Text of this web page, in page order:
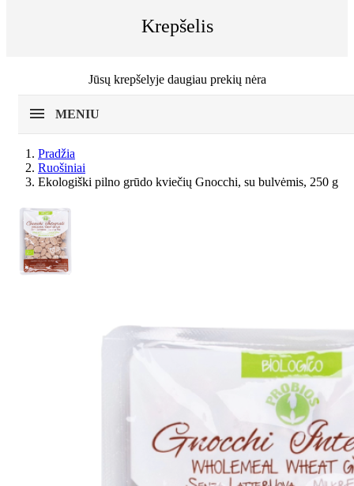
Krepšelis
Jūsų krepšelyje daugiau prekių nėra
MENIU
Pradžia
Ruošiniai
Ekologiški pilno grūdo kviečių Gnocchi, su bulvėmis, 250 g